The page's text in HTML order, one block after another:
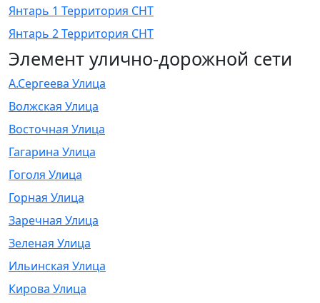
Янтарь 1 Территория СНТ
Янтарь 2 Территория СНТ
Элемент улично-дорожной сети
А.Сергеева Улица
Волжская Улица
Восточная Улица
Гагарина Улица
Гоголя Улица
Горная Улица
Заречная Улица
Зеленая Улица
Ильинская Улица
Кирова Улица